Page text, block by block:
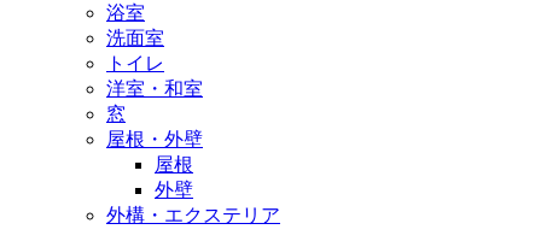
浴室
洗面室
トイレ
洋室・和室
窓
屋根・外壁
屋根
外壁
外構・エクステリア